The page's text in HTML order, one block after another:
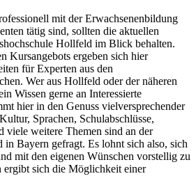
mit der Erwachsenenbildung
tätig sind, sollten die aktuellen
Hollfeld im Blick behalten.
Kursangebots ergeben sich hier
für Experten aus den
Wer aus Hollfeld oder der näheren
Wissen gerne an Interessierte
hier in den Genuss vielversprechender
Sprachen, Schulabschlüsse,
viele weitere Themen sind an der
Bayern gefragt. Es lohnt sich also, sich
mit den eigenen Wünschen vorstellig zu
ergibt sich die Möglichkeit einer